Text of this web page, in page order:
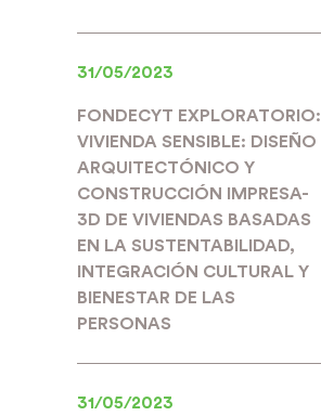
31/05/2023
FONDECYT EXPLORATORIO:
VIVIENDA SENSIBLE: DISEÑO
ARQUITECTÓNICO Y
CONSTRUCCIÓN IMPRESA-
3D DE VIVIENDAS BASADAS
EN LA SUSTENTABILIDAD,
INTEGRACIÓN CULTURAL Y
BIENESTAR DE LAS
PERSONAS
31/05/2023